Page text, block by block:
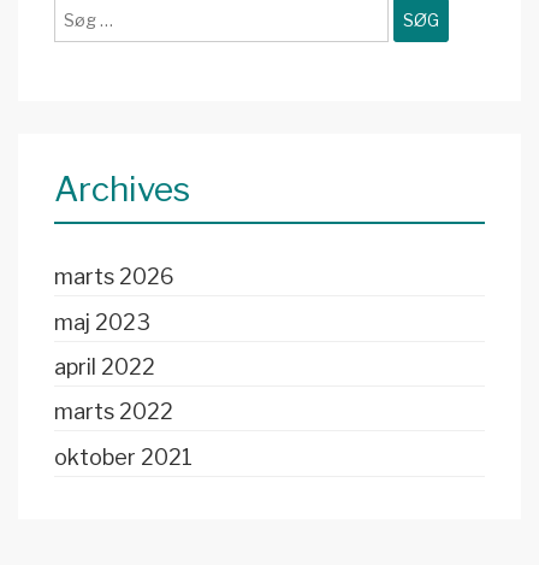
efter:
Archives
marts 2026
maj 2023
april 2022
marts 2022
oktober 2021